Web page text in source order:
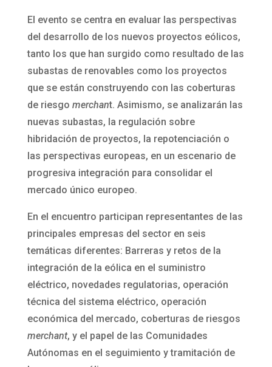
El evento se centra en evaluar las perspectivas
del desarrollo de los nuevos proyectos eólicos,
tanto los que han surgido como resultado de las
subastas de renovables como los proyectos
que se están construyendo con las coberturas
de riesgo merchant. Asimismo, se analizarán las
nuevas subastas, la regulación sobre
hibridación de proyectos, la repotenciación o
las perspectivas europeas, en un escenario de
progresiva integración para consolidar el
mercado único europeo.
En el encuentro participan representantes de las
principales empresas del sector en seis
temáticas diferentes: Barreras y retos de la
integración de la eólica en el suministro
eléctrico, novedades regulatorias, operación
técnica del sistema eléctrico, operación
económica del mercado, coberturas de riesgos
merchant, y el papel de las Comunidades
Autónomas en el seguimiento y tramitación de